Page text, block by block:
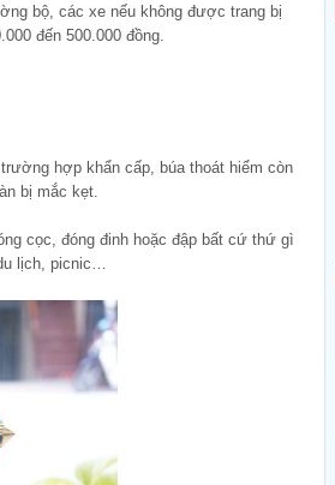
bộ, các xe nếu không được trang bị
đến 500.000 đồng.
hợp khẩn cấp, búa thoát hiểm còn
bị mắc kẹt.
cọc, đóng đinh hoặc đập bất cứ thứ gì
lịch, picnic…